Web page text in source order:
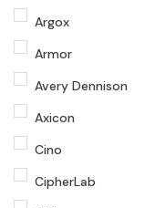
Argox
Armor
Avery Dennison
Axicon
Cino
CipherLab